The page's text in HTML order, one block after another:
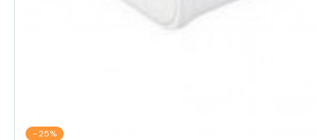
- 25%